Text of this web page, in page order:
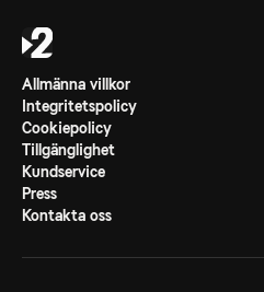
Allmänna villkor
Integritetspolicy
Cookiepolicy
Tillgänglighet
Kundservice
Press
Kontakta oss